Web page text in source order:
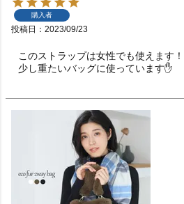
購入者
投稿日 2023/09/23
このストラップは女性でも使えます！
少し重たいバッグに使っています✋